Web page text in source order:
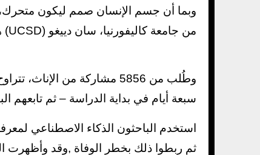
وبما أن جسم الإنسان صمم ليكون
من جامعة كاليفورنيا، سان دييغو (UCSD) هذا الأمر، وأكثر من ذلك.
سبعة أيام في بداية الدراسة – ثم تابعهم
استخدم الباحثون الذكاء الاصطناعي
ثم ربطوا ذلك بخطر الوفاة ,وقد وأظهرت